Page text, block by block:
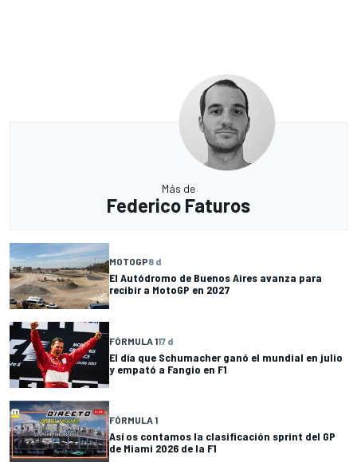
Más de
Federico Faturos
MOTOGP8 d
El Autódromo de Buenos Aires avanza para
recibir a MotoGP en 2027
FÓRMULA 117 d
El día que Schumacher ganó el mundial en julio
y empató a Fangio en F1
FÓRMULA 1
Así os contamos la clasificación sprint del GP
de Miami 2026 de la F1